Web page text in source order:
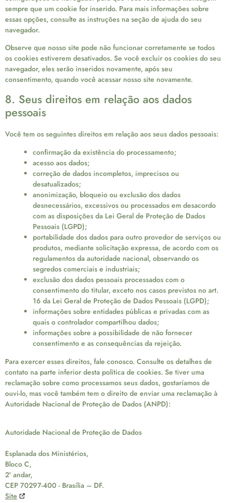
sempre que um cookie for inserido. Para mais informações sobre
essas opções, consulte as instruções na seção de ajuda do seu
navegador.
Observe que nosso site pode não funcionar corretamente se todos
os cookies estiverem desativados. Se você excluir os cookies do seu
navegador, eles serão inseridos novamente, após seu
consentimento, quando você acessar nosso site novamente.
8. Seus direitos em relação aos dados
pessoais
Você tem os seguintes direitos em relação aos seus dados pessoais:
confirmação da existência do processamento;
acesso aos dados;
correção de dados incompletos, imprecisos ou
desatualizados;
anonimização, bloqueio ou exclusão dos dados
desnecessários, excessivos ou processados em desacordo
com as disposições da Lei Geral de Proteção de Dados
Pessoais (LGPD);
portabilidade dos dados para outro provedor de serviços ou
produtos, mediante solicitação expressa, de acordo com os
regulamentos da autoridade nacional, observando os
segredos comerciais e industriais;
exclusão dos dados pessoais processados com o
consentimento do titular, exceto nos casos previstos no art.
16 da Lei Geral de Proteção de Dados Pessoais (LGPD);
informações sobre entidades públicas e privadas com as
quais o controlador compartilhou dados;
informações sobre a possibilidade de não fornecer
consentimento e as consequências da rejeição.
Para exercer esses direitos, fale conosco. Consulte os detalhes de
contato na parte inferior desta política de cookies. Se tiver uma
reclamação sobre como processamos seus dados, gostaríamos de
ouvi-lo, mas você também tem o direito de enviar uma reclamação à
Autoridade Nacional de Proteção de Dados (ANPD):
Autoridade Nacional de Proteção de Dados
Esplanada dos Ministérios,
Bloco C,
2º andar,
CEP 70297-400 - Brasília – DF.
Site